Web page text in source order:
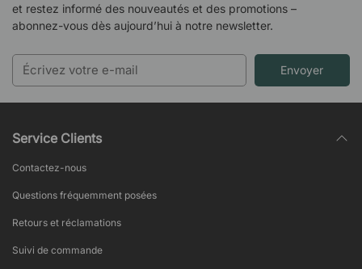
et restez informé des nouveautés et des promotions –
abonnez-vous dès aujourd’hui à notre newsletter.
Envoyer
Service Clients
Contactez-nous
Questions fréquemment posées
Retours et réclamations
Suivi de commande